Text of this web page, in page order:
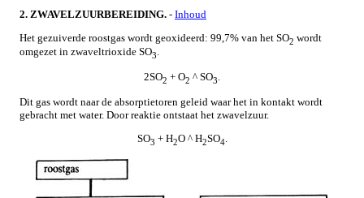
2. ZWAVELZUURBEREIDING. - Inhoud
Het gezuiverde roostgas wordt geoxideerd: 99,7% van het SO2 wordt
omgezet in zwaveltrioxide SO3.
2SO2 + O2 ^ SO3
Dit gas wordt naar de absorptietoren geleid waar het in kontakt wordt
gebracht met water. Door reaktie ontstaat het zwavelzuur.
SO3 + H2O ^ H2SO4